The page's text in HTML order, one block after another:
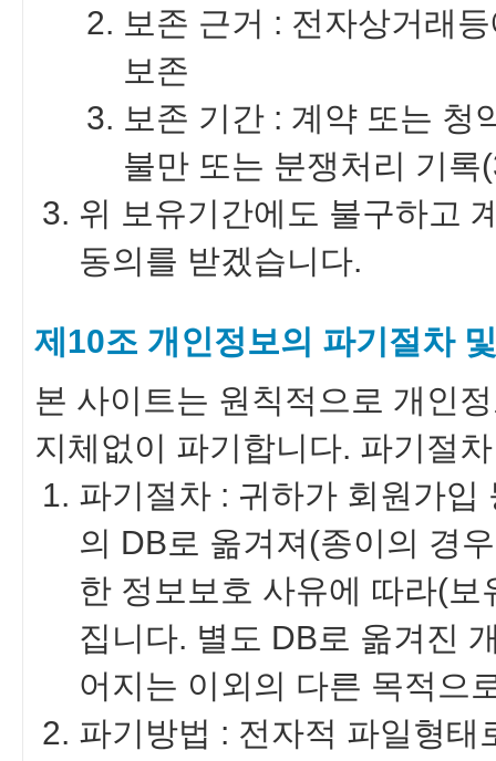
보존 근거 : 전자상거래
보존
보존 기간 : 계약 또는 청
불만 또는 분쟁처리 기록
위 보유기간에도 불구하고
동의를 받겠습니다.
제10조 개인정보의 파기절차
본 사이트는 원칙적으로 개인
지체없이 파기합니다. 파기절
파기절차 : 귀하가 회원가
의 DB로 옮겨져(종이의 경
한 정보보호 사유에 따라(
집니다. 별도 DB로 옮겨진
어지는 이외의 다른 목적으
파기방법 : 전자적 파일형